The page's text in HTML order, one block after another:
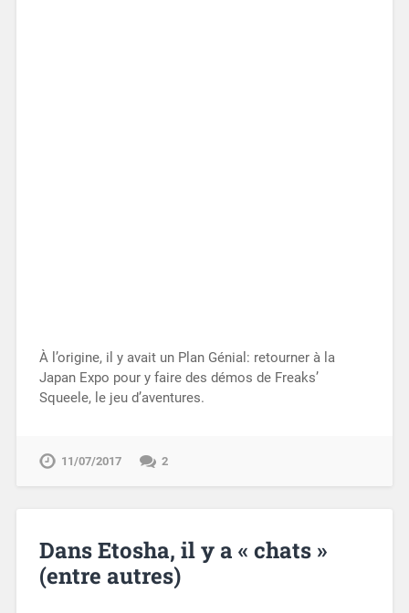
À l’origine, il y avait un Plan Génial: retourner à la
Japan Expo pour y faire des démos de Freaks’
Squeele, le jeu d’aventures.
11/07/2017 2
Dans Etosha, il y a « chats »
(entre autres)